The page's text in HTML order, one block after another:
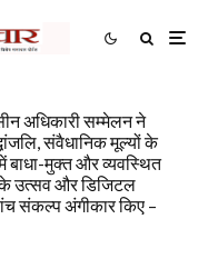
अधिकारी सम्मेलन ने
संवैधानिक मूल्यों के
बाधा-मुक्त और व्यवस्थित
के उत्सव और डिजिटल
संकल्प अंगीकार किए –